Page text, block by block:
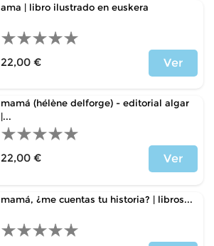
ama | libro ilustrado en euskera
22,00 €
Ver
mamá (hélène delforge) - editorial algar
|...
22,00 €
Ver
mamá, ¿me cuentas tu historia? | libros...